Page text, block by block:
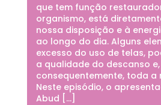
que tem função
organismo, está
nossa disposição e à
ao longo do dia. Alguns
excesso do uso de telas,
a qualidade do descanso e,
consequentemente, toda a
Neste episódio, o
Abud […]